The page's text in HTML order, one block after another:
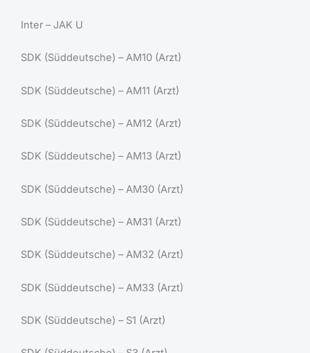
Inter – JAK U
SDK (Süddeutsche) – AM10 (Arzt)
SDK (Süddeutsche) – AM11 (Arzt)
SDK (Süddeutsche) – AM12 (Arzt)
SDK (Süddeutsche) – AM13 (Arzt)
SDK (Süddeutsche) – AM30 (Arzt)
SDK (Süddeutsche) – AM31 (Arzt)
SDK (Süddeutsche) – AM32 (Arzt)
SDK (Süddeutsche) – AM33 (Arzt)
SDK (Süddeutsche) – S1 (Arzt)